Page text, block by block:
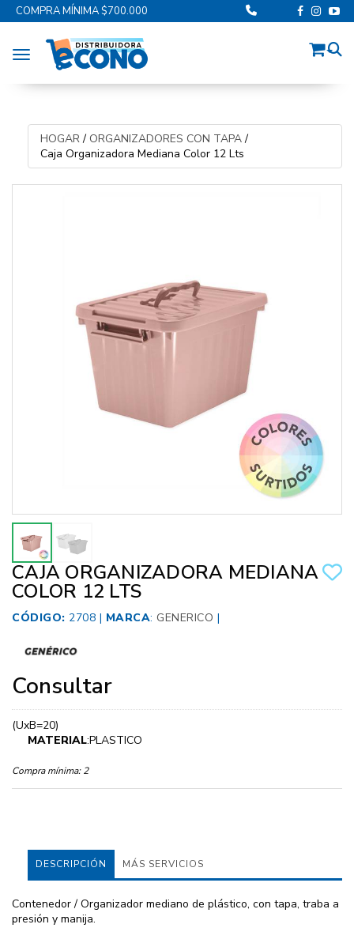
COMPRA MÍNIMA $700.000
Toggle navigation
HOGAR/ ORGANIZADORES CON TAPA /
Caja Organizadora Mediana Color 12 Lts
CAJA ORGANIZADORA MEDIANA
COLOR 12 LTS
CÓDIGO: 2708 | MARCA: GENERICO |
Consultar
(UxB=20)
MATERIAL:PLASTICO
Compra mínima: 2
DESCRIPCIÓN MÁS SERVICIOS
Contenedor / Organizador mediano de plástico, con tapa, traba a
presión y manija.